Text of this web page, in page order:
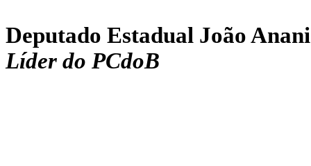
Deputado Estadual João
Líder do PCdoB